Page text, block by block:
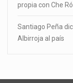
propia con Che
Santiago Peña
Albirroja al país